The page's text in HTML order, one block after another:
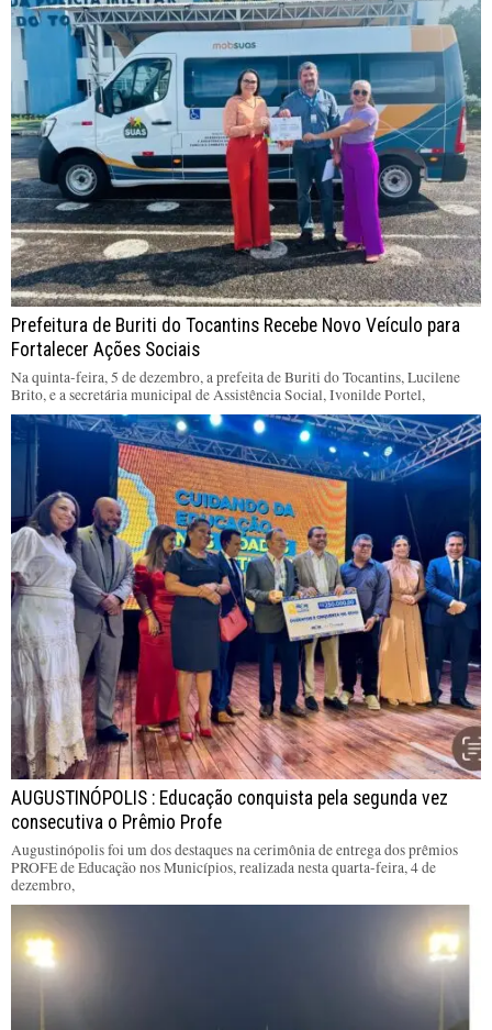
Prefeitura de Buriti do Tocantins Recebe Novo Veículo para
Fortalecer Ações Sociais
Na quinta-feira, 5 de dezembro, a prefeita de Buriti do Tocantins, Lucilene
Brito, e a secretária municipal de Assistência Social, Ivonilde Portel,
AUGUSTINÓPOLIS : Educação conquista pela segunda vez
consecutiva o Prêmio Profe
Augustinópolis foi um dos destaques na cerimônia de entrega dos prêmios
PROFE de Educação nos Municípios, realizada nesta quarta-feira, 4 de
dezembro,